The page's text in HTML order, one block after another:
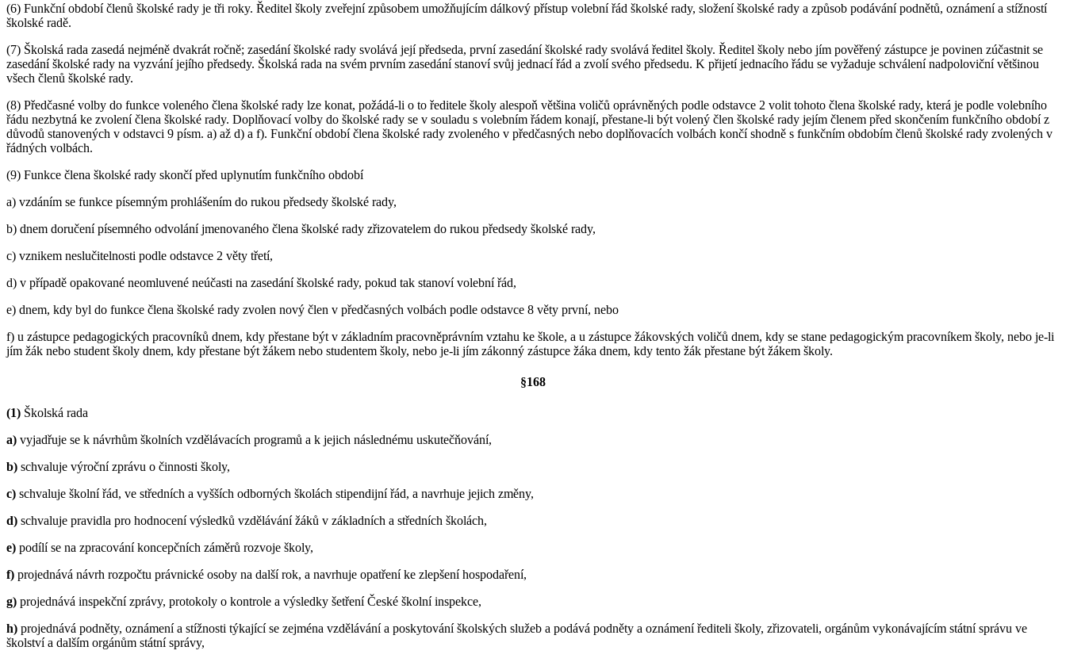
(6) Funkční období členů školské rady je tři roky. Ředitel školy zveřejní způsobem umožňujícím dálkový přístup volební řád školské rady, složení školské rady a způsob podávání podnětů, oznámení a stížností
školské radě.
(7) Školská rada zasedá nejméně dvakrát ročně; zasedání školské rady svolává její předseda, první zasedání školské rady svolává ředitel školy. Ředitel školy nebo jím pověřený zástupce je povinen zúčastnit se
zasedání školské rady na vyzvání jejího předsedy. Školská rada na svém prvním zasedání stanoví svůj jednací řád a zvolí svého předsedu. K přijetí jednacího řádu se vyžaduje schválení nadpoloviční většinou
všech členů školské rady.
(8) Předčasné volby do funkce voleného člena školské rady lze konat, požádá-li o to ředitele školy alespoň většina voličů oprávněných podle odstavce 2 volit tohoto člena školské rady, která je podle volebního
řádu nezbytná ke zvolení člena školské rady. Doplňovací volby do školské rady se v souladu s volebním řádem konají, přestane-li být volený člen školské rady jejím členem před skončením funkčního období z
důvodů stanovených v odstavci 9 písm. a) až d) a f). Funkční období člena školské rady zvoleného v předčasných nebo doplňovacích volbách končí shodně s funkčním obdobím členů školské rady zvolených v
řádných volbách.
(9) Funkce člena školské rady skončí před uplynutím funkčního období
a) vzdáním se funkce písemným prohlášením do rukou předsedy školské rady,
b) dnem doručení písemného odvolání jmenovaného člena školské rady zřizovatelem do rukou předsedy školské rady,
c) vznikem neslučitelnosti podle odstavce 2 věty třetí,
d) v případě opakované neomluvené neúčasti na zasedání školské rady, pokud tak stanoví volební řád,
e) dnem, kdy byl do funkce člena školské rady zvolen nový člen v předčasných volbách podle odstavce 8 věty první, nebo
f) u zástupce pedagogických pracovníků dnem, kdy přestane být v základním pracovněprávním vztahu ke škole, a u zástupce žákovských voličů dnem, kdy se stane pedagogickým pracovníkem školy, nebo je-li
jím žák nebo student školy dnem, kdy přestane být žákem nebo studentem školy, nebo je-li jím zákonný zástupce žáka dnem, kdy tento žák přestane být žákem školy.
§168
(1) Školská rada
a) vyjadřuje se k návrhům školních vzdělávacích programů a k jejich následnému uskutečňování,
b) schvaluje výroční zprávu o činnosti školy,
c) schvaluje školní řád, ve středních a vyšších odborných školách stipendijní řád, a navrhuje jejich změny,
d) schvaluje pravidla pro hodnocení výsledků vzdělávání žáků v základních a středních školách,
e) podílí se na zpracování koncepčních záměrů rozvoje školy,
f) projednává návrh rozpočtu právnické osoby na další rok, a navrhuje opatření ke zlepšení hospodaření,
g) projednává inspekční zprávy, protokoly o kontrole a výsledky šetření České školní inspekce,
h) projednává podněty, oznámení a stížnosti týkající se zejména vzdělávání a poskytování školských služeb a podává podněty a oznámení řediteli školy, zřizovateli, orgánům vykonávajícím státní správu ve
školství a dalším orgánům státní správy,